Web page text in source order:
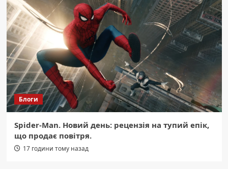
Блоги
Spider-Man. Новий день: рецензія на тупий епік,
що продає повітря.
17 години тому назад